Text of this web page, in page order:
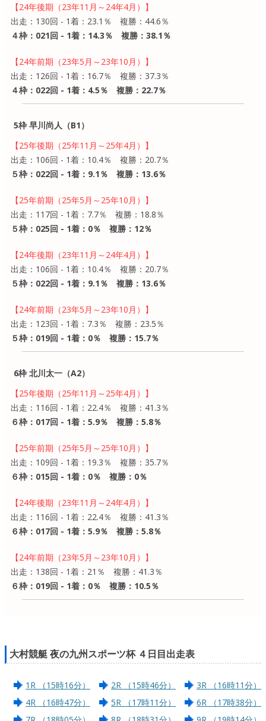
【24年後期（23年11月～24年4月）】
出走：130回 - 1着：23.1％ 複勝：44.6％
４枠：021回 - 1着：14.3％ 複勝：38.1％
【24年前期（23年5月～23年10月）】
出走：126回 - 1着：16.7％ 複勝：37.3％
４枠：022回 - 1着：4.5％ 複勝：22.7％
5枠 早川尚人（B1）
【25年後期（25年11月～25年4月）】
出走：106回 - 1着：10.4％ 複勝：20.7％
５枠：022回 - 1着：9.1％ 複勝：13.6％
【25年前期（25年5月～25年10月）】
出走：117回 - 1着：7.7％ 複勝：18.8％
５枠：025回 - 1着：0％ 複勝：12％
【24年後期（23年11月～24年4月）】
出走：106回 - 1着：10.4％ 複勝：20.7％
５枠：022回 - 1着：9.1％ 複勝：13.6％
【24年前期（23年5月～23年10月）】
出走：123回 - 1着：7.3％ 複勝：23.5％
５枠：019回 - 1着：0％ 複勝：15.7％
6枠 北川太一（A2）
【25年後期（25年11月～25年4月）】
出走：116回 - 1着：22.4％ 複勝：41.3％
６枠：017回 - 1着：5.9％ 複勝：5.8％
【25年前期（25年5月～25年10月）】
出走：109回 - 1着：19.3％ 複勝：35.7％
６枠：015回 - 1着：0％ 複勝：0％
【24年後期（23年11月～24年4月）】
出走：116回 - 1着：22.4％ 複勝：41.3％
６枠：017回 - 1着：5.9％ 複勝：5.8％
【24年前期（23年5月～23年10月）】
出走：138回 - 1着：21％ 複勝：41.3％
６枠：019回 - 1着：0％ 複勝：10.5％
大村競艇 夜の九州スポーツ杯 ４日目出走表
1R （15時16分） 2R （15時46分）
3R （16時11分）
4R （16時47分）
5R （17時11分）
6R （17時38分）